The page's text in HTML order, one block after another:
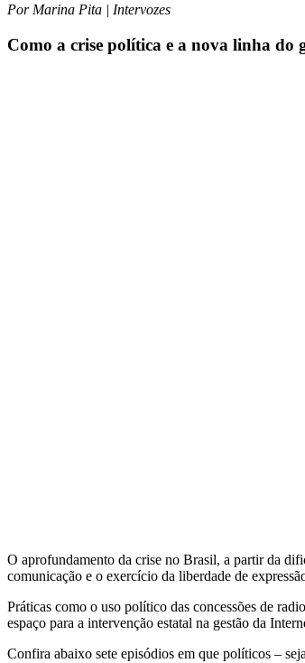
Por Marina Pita | Intervozes
Como a crise política e a nova linha do
O aprofundamento da crise no Brasil, a partir da
comunicação e o exercício da liberdade de
Práticas como o uso político das concessões de
espaço para a intervenção estatal na gestão da
Confira abaixo sete episódios em que políticos –